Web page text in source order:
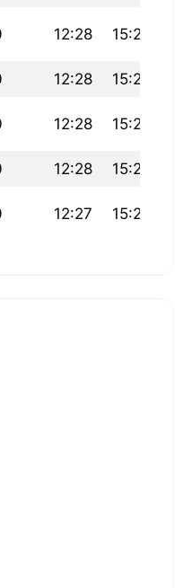
12:28 15:23
12:28 15:24
12:28 15:24
12:28 15:25
12:27 15:25